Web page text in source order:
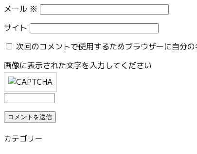
メール ※
サイト
次回のコメントで使用するためブラウザーに自分
画像に表示された文字を入力してください
カテゴリー